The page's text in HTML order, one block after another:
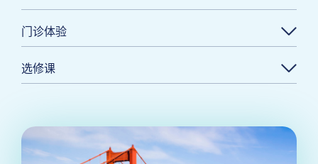
门诊体验
选修课